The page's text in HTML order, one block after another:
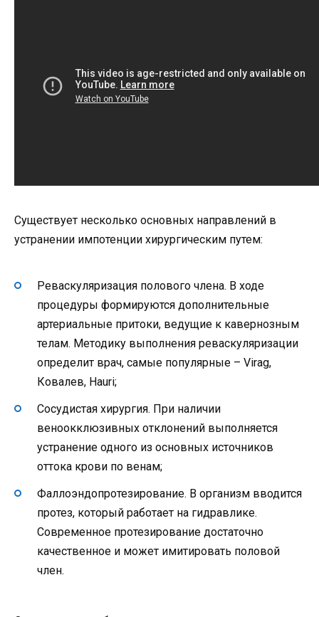
Существует несколько основных направлений в
устранении импотенции хирургическим путем:
Реваскуляризация полового члена. В ходе
процедуры формируются дополнительные
артериальные притоки, ведущие к кавернозным
телам. Методику выполнения реваскуляризации
определит врач, самые популярные – Virag,
Ковалев, Hauri;
Сосудистая хирургия. При наличии
веноокклюзивных отклонений выполняется
устранение одного из основных источников
оттока крови по венам;
Фаллоэндопротезирование. В организм вводится
протез, который работает на гидравлике.
Современное протезирование достаточно
качественное и может имитировать половой
член.